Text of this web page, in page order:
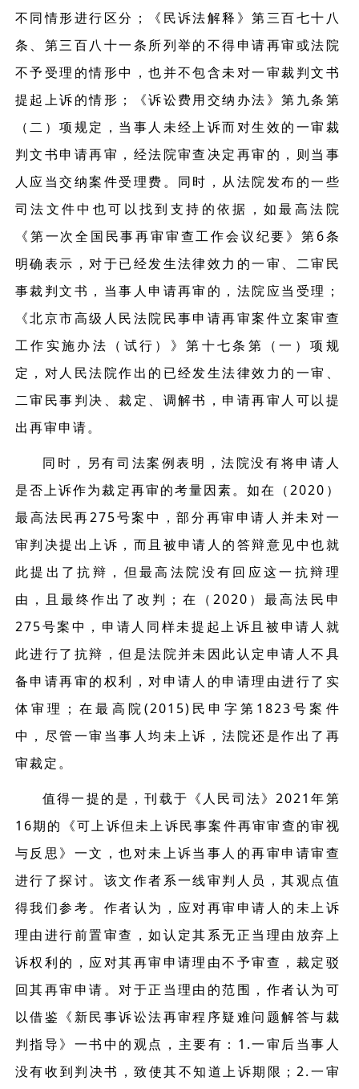
不同情形进行区分；《民诉法解释》第三百七十八
条、第三百八十一条所列举的不得申请再审或法院
不予受理的情形中，也并不包含未对一审裁判文书
提起上诉的情形；《诉讼费用交纳办法》第九条第
（二）项规定，当事人未经上诉而对生效的一审裁
判文书申请再审，经法院审查决定再审的，则当事
人应当交纳案件受理费。同时，从法院发布的一些
司法文件中也可以找到支持的依据，如最高法院
《第一次全国民事再审审查工作会议纪要》第6条
明确表示，对于已经发生法律效力的一审、二审民
事裁判文书，当事人申请再审的，法院应当受理；
《北京市高级人民法院民事申请再审案件立案审查
工作实施办法（试行）》第十七条第（一）项规
定，对人民法院作出的已经发生法律效力的一审、
二审民事判决、裁定、调解书，申请再审人可以提
出再审申请。
同时，另有司法案例表明，法院没有将申请人
是否上诉作为裁定再审的考量因素。如在（2020）
最高法民再275号案中，部分再审申请人并未对一
审判决提出上诉，而且被申请人的答辩意见中也就
此提出了抗辩，但最高法院没有回应这一抗辩理
由，且最终作出了改判；在（2020）最高法民申
275号案中，申请人同样未提起上诉且被申请人就
此进行了抗辩，但是法院并未因此认定申请人不具
备申请再审的权利，对申请人的申请理由进行了实
体审理；在最高院(2015)民申字第1823号案件
中，尽管一审当事人均未上诉，法院还是作出了再
审裁定。
值得一提的是，刊载于《人民司法》2021年第
16期的《可上诉但未上诉民事案件再审审查的审视
与反思》一文，也对未上诉当事人的再审申请审查
进行了探讨。该文作者系一线审判人员，其观点值
得我们参考。作者认为，应对再审申请人的未上诉
理由进行前置审查，如认定其系无正当理由放弃上
诉权利的，应对其再审申请理由不予审查，裁定驳
回其再审申请。对于正当理由的范围，作者认为可
以借鉴《新民事诉讼法再审程序疑难问题解答与裁
判指导》一书中的观点，主要有：1.一审后当事人
没有收到判决书，致使其不知道上诉期限；2.一审